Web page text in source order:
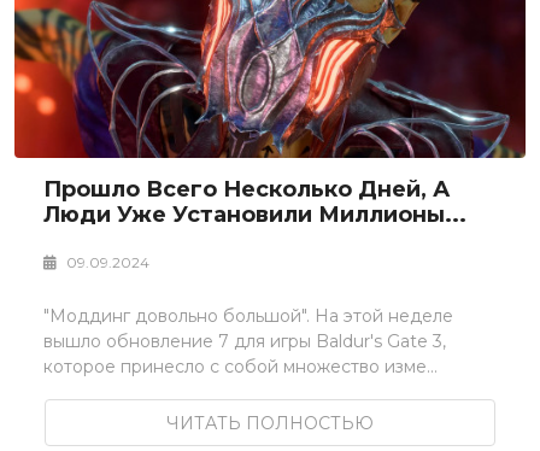
Прошло Всего Несколько Дней, А
Люди Уже Установили Миллионы...
09.09.2024
"Моддинг довольно большой". На этой неделе
вышло обновление 7 для игры Baldur's Gate 3,
которое принесло с собой множество изме...
ЧИТАТЬ ПОЛНОСТЬЮ